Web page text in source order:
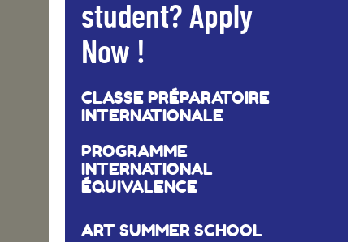
student? Apply
Now !
CLASSE PRÉPARATOIRE
INTERNATIONALE
PROGRAMME
INTERNATIONAL
ÉQUIVALENCE
ART SUMMER SCHOOL